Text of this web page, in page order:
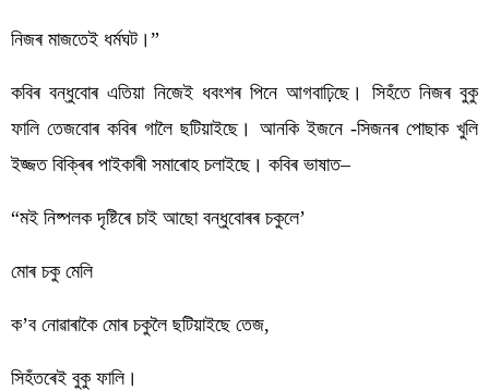
নিজৰ মাজতেই ধৰ্মঘট।”
কবিৰ বন্ধুবোৰ এতিয়া নিজেই ধবংশৰ পিনে আগবাঢ়িছে। সিহঁতে নিজৰ বুকু
ফালি তেজবোৰ কবিৰ গালৈ ছটিয়াইছে। আনকি ইজনে -সিজনৰ পোছাক খুলি
ইজ্জত বিক্ৰিৰ পাইকাৰী সমাৰোহ চলাইছে। কবিৰ ভাষাত–
“মই নিষ্পলক দৃষ্টিৰে চাই আছো বন্ধুবোৰৰ চকুলে’
মোৰ চকু মেলি
ক’ব নোৱাৰাকৈ মোৰ চকুলৈ ছটিয়াইছে তেজ,
সিহঁতৰেই বুকু ফালি।